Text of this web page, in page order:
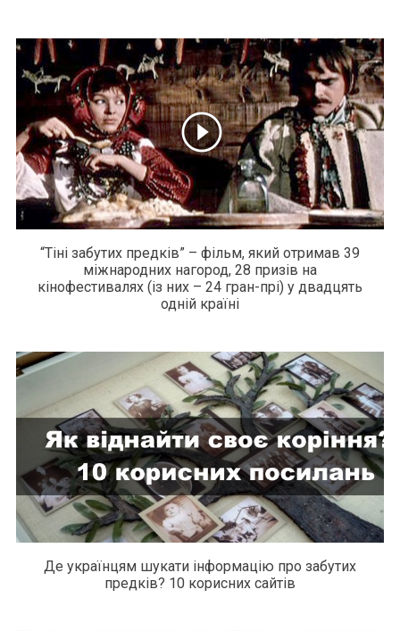
“Тіні забутих предків” – фільм, який отримав 39
міжнародних нагород, 28 призів на
кінофестивалях (із них – 24 гран-прі) у двадцять
одній країні
Де українцям шукати інформацію про забутих
предків? 10 корисних сайтів